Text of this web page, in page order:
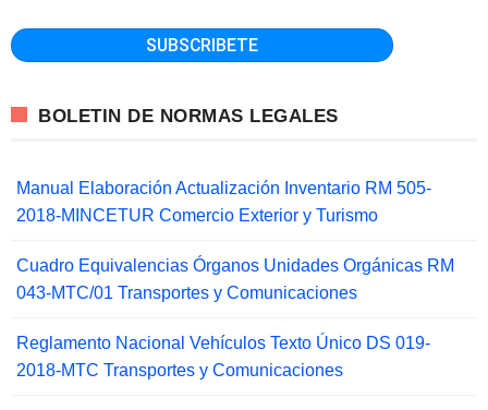
BOLETIN DE NORMAS LEGALES
Manual Elaboración Actualización Inventario RM 505-
2018-MINCETUR Comercio Exterior y Turismo
Cuadro Equivalencias Órganos Unidades Orgánicas RM
043-MTC/01 Transportes y Comunicaciones
Reglamento Nacional Vehículos Texto Único DS 019-
2018-MTC Transportes y Comunicaciones